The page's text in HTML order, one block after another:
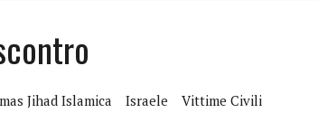
Jihad Islamica Israele Vittime Civili